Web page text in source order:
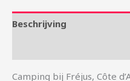
Beschrijving
Camping bij Fréjus, Côte